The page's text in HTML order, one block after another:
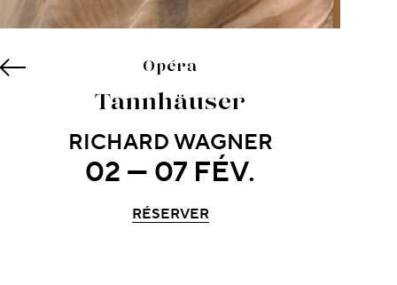
Opéra
Tannhäuser
RICHARD WAGNER
02 — 07 FÉV.
RÉSERVER